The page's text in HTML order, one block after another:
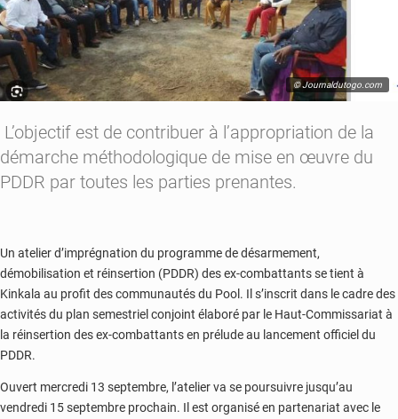
© Journaldutogo.com
L’objectif est de contribuer à l’appropriation de la
démarche méthodologique de mise en œuvre du
PDDR par toutes les parties prenantes.
Un atelier d’imprégnation du programme de désarmement,
démobilisation et réinsertion (PDDR) des ex-combattants se tient à
Kinkala au profit des communautés du Pool. Il s’inscrit dans le cadre des
activités du plan semestriel conjoint élaboré par le Haut-Commissariat à
la réinsertion des ex-combattants en prélude au lancement officiel du
PDDR.
Ouvert mercredi 13 septembre, l’atelier va se poursuivre jusqu’au
vendredi 15 septembre prochain. Il est organisé en partenariat avec le